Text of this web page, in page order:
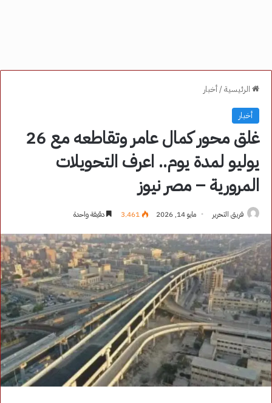
الرئيسية/أخبار
أخبار
غلق محور كمال عامر وتقاطعه مع 26
يوليو لمدة يوم.. اعرف التحويلات
المرورية – مصر نيوز
فريق التحرير مايو 14, 2026 3٬461 دقيقة واحدة